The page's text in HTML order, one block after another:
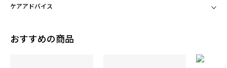
ケアアドバイス
おすすめの商品